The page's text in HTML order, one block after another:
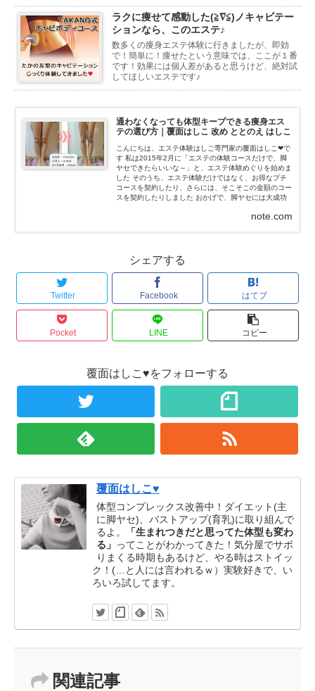
ラクに痩せて感動した(≧∇≦)ノキャビテー
ションなら、このエステ♪
数多くの痩身エステ体験に行きましたが、即効
で！簡単に！痩せたという意味では、ここが１番
です！効果には個人差があると思うけど、絶対試
してほしいエステです♪
通わなくなっても体型キープできる痩身エス
テの選び方｜覆面はしこ 改め ととのえ はしこ
こんにちは、エステ体験はしご専門家の覆面はしこ❤で
す 私は2015年2月に「エステの体験コースだけで、脚
ヤセできたらいいな～」と、エステ体験めぐりを始めま
した そのうち、エステ体験だけではなく、お得なプチ
コースを契約したり、さらには、そこそこの金額のコー
スを契約したりしました おかげで、脚ヤセには大成功
note.com
シェアする
Twitter Facebook はてブ
Pocket LINE コピー
覆面はしこ♥をフォローする
覆面はしこ♥
体型コンプレックス改善中！ダイエット(主
に脚ヤセ)、バストアップ(育乳)に取り組んで
るよ。
「生まれつきだと思ってた体型も変わ
る」 ってことがわかってきた！気分屋でサボ
りまくる時期もあるけど、やる時はストイッ
ク！(…と人には言われるｗ）実験好きで、い
ろいろ試してます。
関連記事